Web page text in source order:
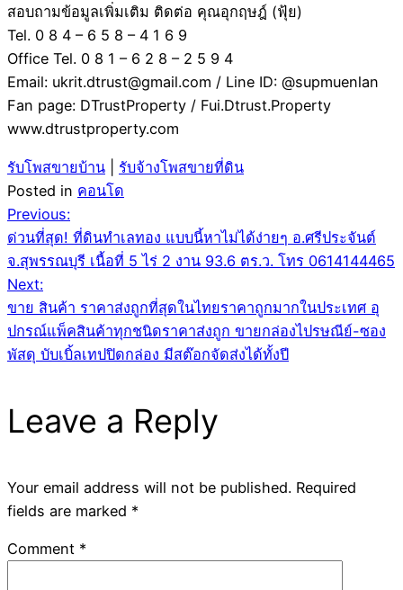
สอบถามข้อมูลเพิ่มเติม ติดต่อ คุณอุกฤษฎ์ (ฟุ้ย)
Tel. 0 8 4 – 6 5 8 – 4 1 6 9
Office Tel. 0 8 1 – 6 2 8 – 2 5 9 4
Email: ukrit.dtrust@gmail.com / Line ID: @supmuenlan
Fan page: DTrustProperty / Fui.Dtrust.Property
www.dtrustproperty.com
รับโพสขายบ้าน
รับจ้างโพสขายที่ดิน
Posted in คอนโด
Post
navigation
Previous:
ด่วนที่สุด! ที่ดินทำเลทอง แบบนี้หาไม่ได้ง่ายๆ อ.ศรีประจันต์
จ.สุพรรณบุรี เนื้อที่ 5 ไร่ 2 งาน 93.6 ตร.ว. โทร 0614144465
Next:
ขาย สินค้า ราคาส่งถูกที่สุดในไทยราคาถูกมากในประเทศ อุ
ปกรณ์แพ็คสินค้าทุกชนิดราคาส่งถูก ขายกล่องไปรษณีย์-ซอง
พัสดุ บับเบิ้ลเทปปิดกล่อง มีสต๊อกจัดส่งได้ทั้งปี
Leave a Reply
Your email address will not be published. Required
fields are marked *
Comment *